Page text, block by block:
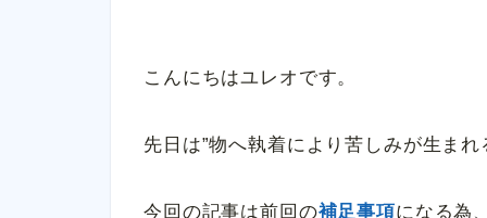
こんにちはユレオです。
先日は”物へ執着により苦しみが生ま
今回の記事は前回の補足事項になる為